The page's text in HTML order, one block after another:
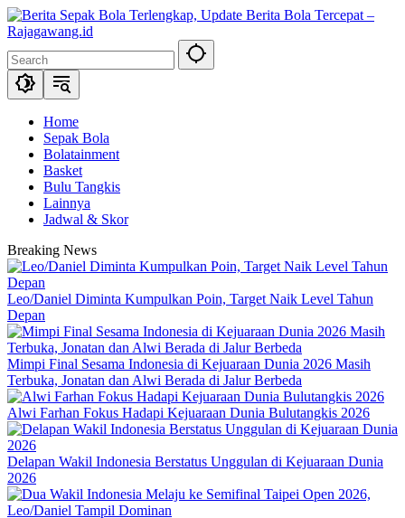
Skip
to
Home
Sepak Bola
Bolatainment
Basket
Bulu Tangkis
Lainnya
Jadwal & Skor
Breaking News
Leo/Daniel Diminta Kumpulkan Poin, Target Naik Level Tahun
Depan
Mimpi Final Sesama Indonesia di Kejuaraan Dunia 2026 Masih
Terbuka, Jonatan dan Alwi Berada di Jalur Berbeda
Alwi Farhan Fokus Hadapi Kejuaraan Dunia Bulutangkis 2026
Delapan Wakil Indonesia Berstatus Unggulan di Kejuaraan Dunia
2026